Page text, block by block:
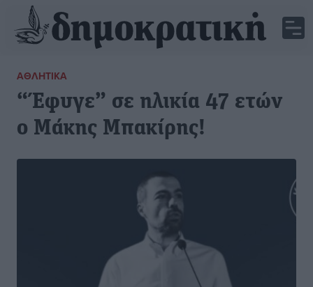
ΑΘΛΗΤΙΚΆ
“Έφυγε” σε ηλικία 47 ετών
ο Μάκης Μπακίρης!